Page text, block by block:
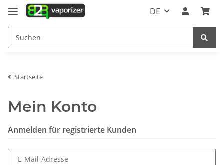
DE
Startseite
Mein Konto
Anmelden für registrierte Kunden
E-Mail-Adresse